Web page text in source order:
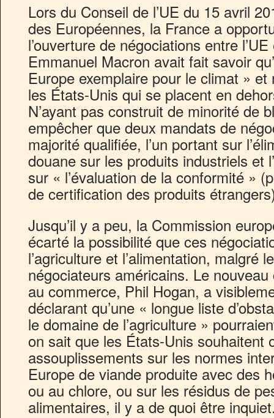
Lors du Conseil de l’UE du 15 avril
des Européennes, la France a
l’ouverture de négociations entre
Emmanuel Macron avait fait savoir
Europe exemplaire pour le climat »
les États-Unis qui se placent en
N’ayant pas construit de minorité de
empêcher que deux mandats de
majorité qualifiée, l’un portant sur
douane sur les produits industriels et
sur « l’évaluation de la conformité »
de certification des produits
Jusqu’il y a peu, la Commission
écarté la possibilité que ces
l’agriculture et l’alimentation, malgré
négociateurs américains. Le
au commerce, Phil Hogan, a
déclarant qu’une « longue liste
le domaine de l’agriculture »
on sait que les États-Unis souhaitent
assouplissements sur les normes
Europe de viande produite avec des
ou au chlore, ou sur les résidus de
alimentaires, il y a de quoi être